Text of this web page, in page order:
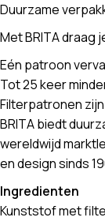
Duurzame
Met BRITA draag
Eén patroon
Tot 25 keer
Filterpatronen
BRITA biedt
wereldwijd
en design sinds
Ingredienten
Kunststof met